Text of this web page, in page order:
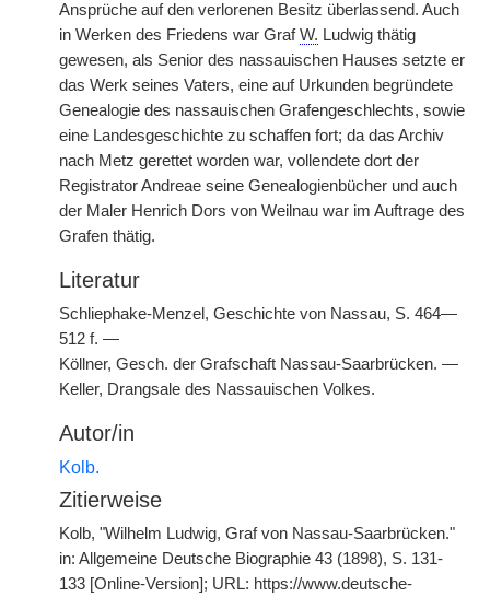
Ansprüche auf den verlorenen Besitz überlassend. Auch
in Werken des Friedens war GrafW. Ludwig thätig
gewesen, als Senior des nassauischen Hauses setzte er
das Werk seines Vaters, eine auf Urkunden begründete
Genealogie des nassauischen Grafengeschlechts, sowie
eine Landesgeschichte zu schaffen fort; da das Archiv
nach Metz gerettet worden war, vollendete dort der
Registrator Andreae seine Genealogienbücher und auch
der Maler Henrich Dors von Weilnau war im Auftrage des
Grafen thätig.
Literatur
Schliephake-Menzel, Geschichte von Nassau, S. 464—
512 f. —
Köllner, Gesch. der Grafschaft Nassau-Saarbrücken. —
Keller, Drangsale des Nassauischen Volkes.
Autor/in
Kolb.
Zitierweise
Kolb, "Wilhelm Ludwig, Graf von Nassau-Saarbrücken."
in: Allgemeine Deutsche Biographie 43 (1898), S. 131-
133 [Online-Version]; URL: https://www.deutsche-